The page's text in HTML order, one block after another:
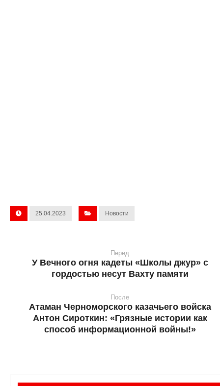
25.04.2023 Новости
Перед
У Вечного огня кадеты «Школы джур» с
гордостью несут Вахту памяти
После
Атаман Черноморского казачьего войска
Антон Сироткин: «Грязные истории как
способ информационной войны!»